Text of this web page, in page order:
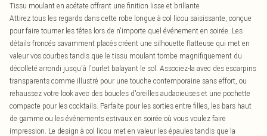
Tissu moulant en acétate offrant une finition lisse et brillante
Attirez tous les regards dans cette robe longue à col licou saisissante, conçue
pour faire tourner les têtes lors de n'importe quel événement en soirée. Les
détails froncés savamment placés créent une silhouette flatteuse qui met en
valeur vos courbes tandis que le tissu moulant tombe magnifiquement du
décolleté arrondi jusqu'à l'ourlet balayant le sol. Associez-la avec des escarpins
transparents comme illustré pour une touche contemporaine sans effort, ou
rehaussez votre look avec des boucles d'oreilles audacieuses et une pochette
compacte pour les cocktails. Parfaite pour les sorties entre filles, les bars haut
de gamme ou les événements estivaux en soirée où vous voulez faire
impression. Le design à col licou met en valeur les épaules tandis que la